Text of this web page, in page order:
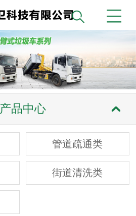
产品中心
管道疏通类
街道清洗类